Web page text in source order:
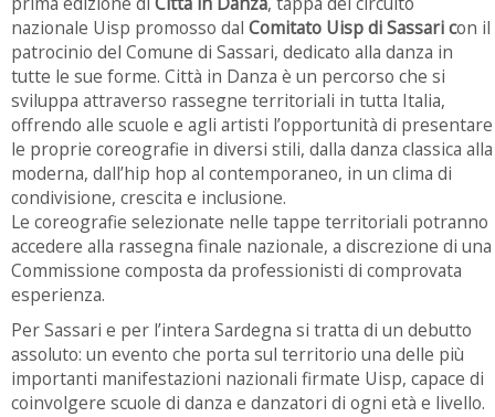
nazionale Uisp promosso dal Comitato Uisp di Sassari con il
patrocinio del Comune di Sassari, dedicato alla danza in
tutte le sue forme. Città in Danza è un percorso che si
sviluppa attraverso rassegne territoriali in tutta Italia,
offrendo alle scuole e agli artisti l’opportunità di presentare
le proprie coreografie in diversi stili, dalla danza classica alla
moderna, dall’hip hop al contemporaneo, in un clima di
condivisione, crescita e inclusione.
Le coreografie selezionate nelle tappe territoriali potranno
accedere alla rassegna finale nazionale, a discrezione di una
Commissione composta da professionisti di comprovata
esperienza.
Per Sassari e per l’intera Sardegna si tratta di un debutto
assoluto: un evento che porta sul territorio una delle più
importanti manifestazioni nazionali firmate Uisp, capace di
coinvolgere scuole di danza e danzatori di ogni età e livello.